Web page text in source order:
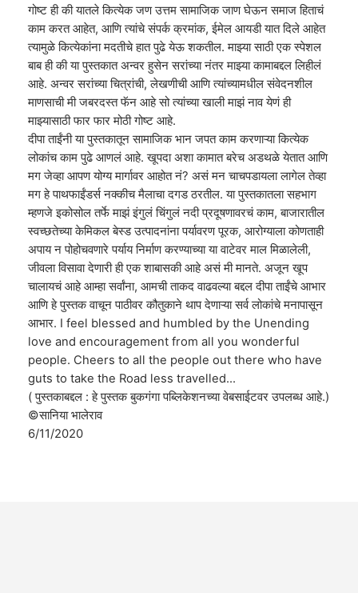
गोष्ट ही की यातले कित्येक जण उत्तम सामाजिक जाण घेऊन समाज हिताचं
काम करत आहेत, आणि त्यांचे संपर्क क्रमांक, ईमेल आयडी यात दिले आहेत
त्यामुळे कित्येकांना मदतीचे हात पुढे येऊ शकतील. माझ्या साठी एक स्पेशल
बाब ही की या पुस्तकात अन्वर हुसेन सरांच्या नंतर माझ्या कामाबद्दल लिहीलं
आहे. अन्वर सरांच्या चित्रांची, लेखणीची आणि त्यांच्यामधील संवेदनशील
माणसाची मी जबरदस्त फॅन आहे सो त्यांच्या खाली माझं नाव येणं ही
माझ्यासाठी फार फार मोठी गोष्ट आहे.
दीपा ताईंनी या पुस्तकातून सामाजिक भान जपत काम करणाऱ्या कित्येक
लोकांच काम पुढे आणलं आहे. खूपदा अशा कामात बरेच अडथळे येतात आणि
मग जेव्हा आपण योग्य मार्गावर आहोत नं? असं मन चाचपडायला लागेल तेव्हा
मग हे पाथफाईंडर्स नक्कीच मैलाचा दगड ठरतील. या पुस्तकातला सहभाग
म्हणजे इकोसोल तर्फे माझं इंगुलं चिंगुलं नदी प्रदूषणावरचं काम, बाजारातील
स्वच्छतेच्या केमिकल बेस्ड उत्पादनांना पर्यावरण पूरक, आरोग्याला कोणताही
अपाय न पोहोचवणारे पर्याय निर्माण करण्याच्या या वाटेवर माल मिळालेली,
जीवला विसावा देणारी ही एक शाबासकी आहे असं मी मानते. अजून खूप
चालायचं आहे आम्हा सर्वांना, आमची ताकद वाढवल्या बद्दल दीपा ताईंचे आभार
आणि हे पुस्तक वाचून पाठीवर कौतुकाने थाप देणाऱ्या सर्व लोकांचे मनापासून
आभार. I feel blessed and humbled by the Unending
love and encouragement from all you wonderful
people. Cheers to all the people out there who have
guts to take the Road less travelled...
( पुस्तकाबद्दल : हे पुस्तक बुकगंगा पब्लिकेशनच्या वेबसाईटवर उपलब्ध आहे.)
©सानिया भालेराव
6/11/2020